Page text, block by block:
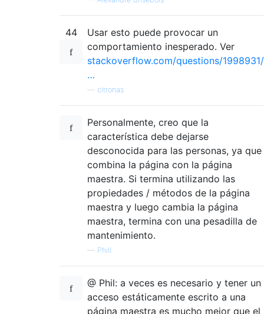
44
Usar esto puede provocar un
comportamiento inesperado. Ver
stackoverflow.com/questions/1998931/
…
citronas
Personalmente, creo que la
característica debe dejarse
desconocida para las personas, ya que
combina la página con la página
maestra. Si termina utilizando las
propiedades / métodos de la página
maestra y luego cambia la página
maestra, termina con una pesadilla de
mantenimiento.
— Phill
@ Phil: a veces es necesario y tener un
acceso estáticamente escrito a una
página maestra es mucho mejor que el